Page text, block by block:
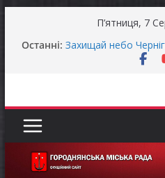
П’ятниця, 7
Останні: Захищай небо
Батьки майбутніх
Як отримати
Уповноважений
прав людини
реалізації права